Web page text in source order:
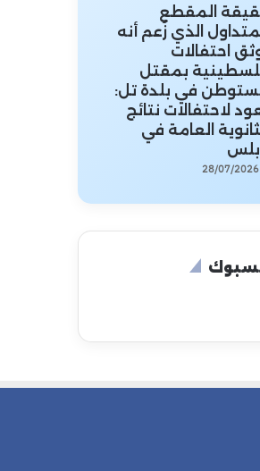
المقطع
الذي زُعم أنه
احتفالات
بمقتل
في بلدة تل:
لاحتفالات نتائج
العامة في
28/07/2026